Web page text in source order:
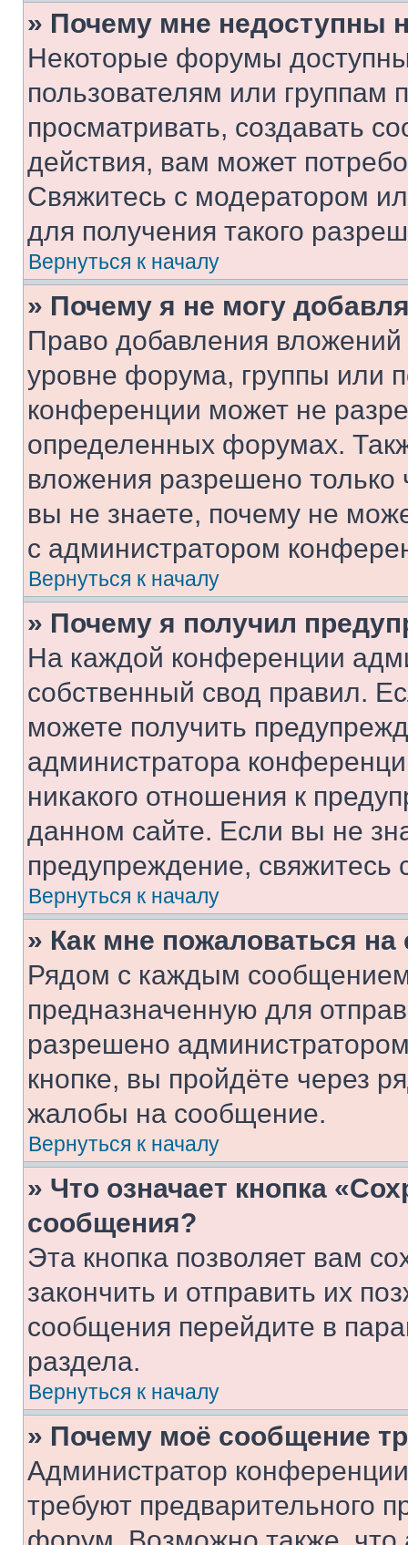
» Почему мне недоступны
Некоторые форумы
пользователям или группам
просматривать, создавать
действия, вам может
Свяжитесь с модератором
для получения такого
Вернуться к началу
» Почему я не могу
Право добавления
уровне форума, группы или
конференции может не
определенных форумах.
вложения разрешено
вы не знаете, почему не
с администратором
Вернуться к началу
» Почему я получил
На каждой конференции
собственный свод правил.
можете получить
администратора
никакого отношения к
данном сайте. Если вы не
предупреждение,
Вернуться к началу
» Как мне пожаловаться
Рядом с каждым сообщением
предназначенную для
разрешено
кнопке, вы пройдёте через
жалобы на сообщение.
Вернуться к началу
» Что означает кнопка
сообщения?
Эта кнопка позволяет вам
закончить и отправить их
сообщения перейдите в
раздела.
Вернуться к началу
» Почему моё сообщение
Администратор
требуют предварительного